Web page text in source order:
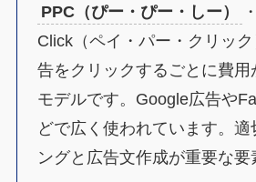
PPC（ぴー・ぴー・しー）
Click（ペイ・パー・クリッ
告をクリックするごとに費
モデルです。Google広告や
どで広く使われています。適
ングと広告文作成が重要な要